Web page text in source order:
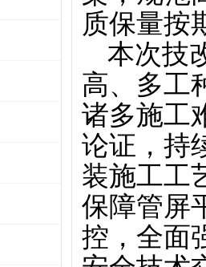
质保量按
本次技
高、多工
诸多施工
论证，持
装施工工
保障管屏
控，全面